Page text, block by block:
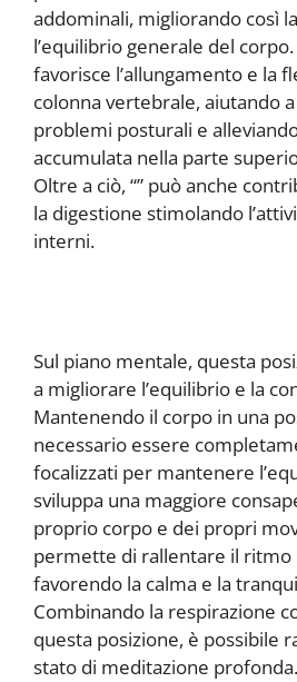
addominali, migliorando così
l’equilibrio generale del
favorisce l’allungamento e la
colonna vertebrale, aiutando
problemi posturali e
accumulata nella parte
Oltre a ciò, “” può anche
la digestione stimolando
interni.
Sul piano mentale, questa
a migliorare l’equilibrio e la
Mantenendo il corpo in una
necessario essere
focalizzati per mantenere
sviluppa una maggiore
proprio corpo e dei propri
permette di rallentare il ritmo
favorendo la calma e la
Combinando la respirazione
questa posizione, è possibile
stato di meditazione profonda.